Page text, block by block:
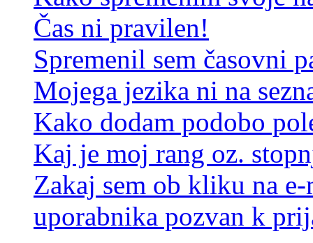
Čas ni pravilen!
Spremenil sem časovni
Mojega jezika ni na
Kako dodam podobo
Kaj je moj rang oz.
Zakaj sem ob kliku na
uporabnika pozvan k